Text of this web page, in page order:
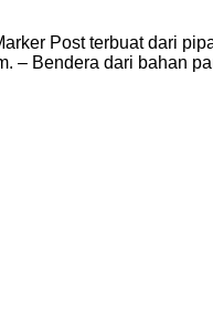
Post terbuat dari
– Bendera dari bahan